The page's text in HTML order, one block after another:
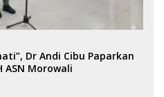
Dr Andi Cibu Paparkan
ASN Morowali